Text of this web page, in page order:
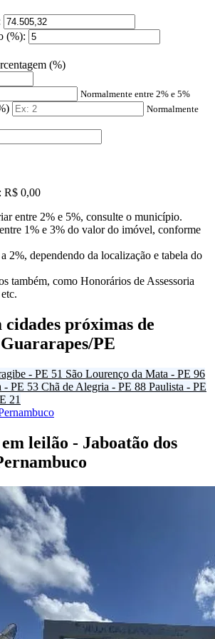
(%):
(%)
Normalmente entre 2% e 5%
Normalmente
R$ 0,00
entre 2% e 5%, consulte o município.
1% e 3% do valor do imóvel, conforme
2%, dependendo da localização e tabela do
também, como Honorários de Assessoria
cidades próximas de
PE
- PE 51 São Lourenço da Mata - PE 96
- PE 53 Chã de Alegria - PE 88 Paulista - PE
21
leilão - Jaboatão dos